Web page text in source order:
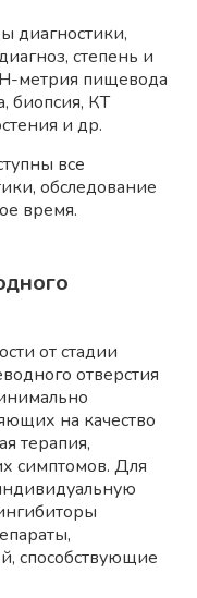
диагностики,
степень и
метрия пищевода
биопсия, КТ
и др.
все
обследование
время.
от стадии
отверстия
на качество
терапия,
симптомов. Для
способствующие